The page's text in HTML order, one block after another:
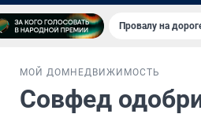
Провалу на
МОЙ ДОМ НЕДВИЖИМОСТЬ
Совфед